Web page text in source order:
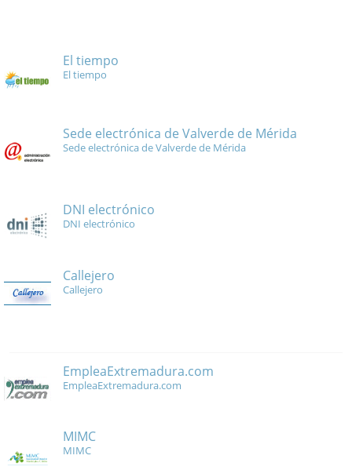
El tiempo
El tiempo
Sede electrónica de Valverde de Mérida
Sede electrónica de Valverde de Mérida
DNI electrónico
DNI electrónico
Callejero
Callejero
EmpleaExtremadura.com
EmpleaExtremadura.com
MIMC
MIMC